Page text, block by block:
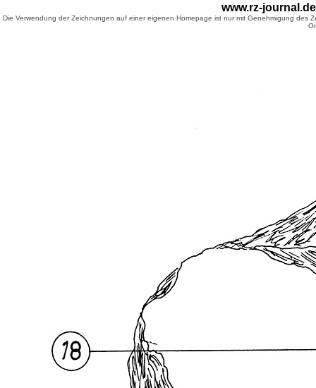
www.rz-
Die Verwendung der Zeichnungen auf einer eigenen Homepage ist nur mit Genehmigung